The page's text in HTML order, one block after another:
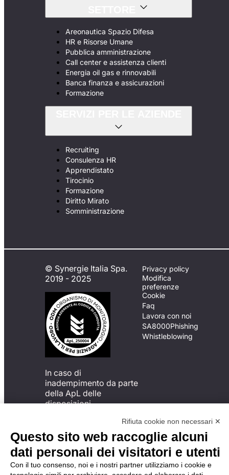
Areonautica Spazio Difesa
HR e Risorse Umane
Pubblica amministrazione
Call center e assistenza clienti
Energia oil gas e rinnovabili
Banca finanza e assicurazioni
Formazione
Recruiting
Consulenza HR
Apprendistato
Tirocinio
Formazione
Diritto Mirato
Somministrazione
© Synergie Italia Spa.
2019 - 2025
In caso di
inadempimento da parte
della ApL delle
disposizioni
possibile presentare un
reclamo
all’Organismo di
Monitoraggio utilizzando
una delle modalità
Privacy policy
Modifica
preferenze
Cookie
Faq
Lavora con noi
SA8000Phishing
Whistleblowing
Rifiuta cookie non necessari ✕
Questo sito web raccoglie alcuni
dati personali dei visitatori e utenti
Con il tuo consenso, noi e i nostri partner utilizziamo i cookie e